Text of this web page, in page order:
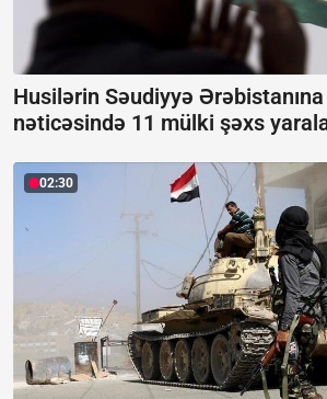
Husilərin Səudiyyə
nəticəsində 11 mülki şəxs
02:30